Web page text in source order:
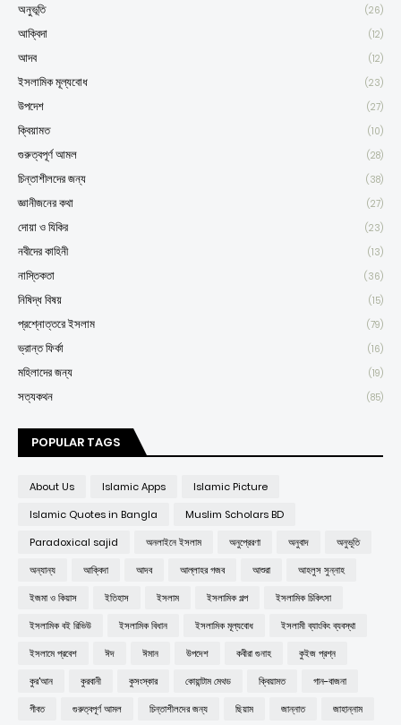
অনুভূতি (26)
আক্বিদা (12)
আদব (12)
ইসলামিক মূল্যবোধ (23)
উপদেশ (27)
ক্বিয়ামত (10)
গুরুত্বপূর্ণ আমল (28)
চিন্তাশীলদের জন্য (38)
জ্ঞানীজনের কথা (27)
দোয়া ও যিকির (23)
নবীদের কাহিনী (13)
নাস্তিকতা (36)
নিষিদ্ধ বিষয় (15)
প্রশ্নোত্তরে ইসলাম (79)
ভ্রান্ত ফির্কা (16)
মহিলাদের জন্য (19)
সত্যকথন (85)
POPULAR TAGS
About Us Islamic Apps
Islamic Picture
Islamic Quotes in Bangla
Muslim Scholars BD
Paradoxical sajid
অনলাইনে ইসলাম অনুপ্রেরণা অনুবাদ
অনুভূতি
অন্যান্য
আক্বিদা আদব আল্লাহর গজব আশুরা
আহলুস সুন্নাহ
ইজমা ও কিয়াস
ইতিহাস ইসলাম ইসলামিক গল্প
ইসলামিক চিকিৎসা
ইসলামিক বই রিভিউ
ইসলামিক বিধান ইসলামিক মূল্যবোধ
ইসলামী ব্যাংকিং ব্যবস্থা
ইসলামে প্রবেশ
ঈদ ঈমান উপদেশ কবীরা গুনাহ
কুইজ প্রশ্ন
কুর'আন
কুরবানী কুসংস্কার কোয়ান্টাম মেথড ক্বিয়ামত
গান-বাজনা
গীবত
গুরুত্বপূর্ণ আমল চিন্তাশীলদের জন্য ছিয়াম জান্নাত
জাহান্নাম